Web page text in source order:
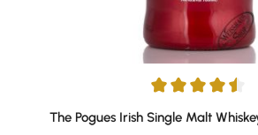
Durchschnittliche Bewertung von
The Pogues Irish Single Malt